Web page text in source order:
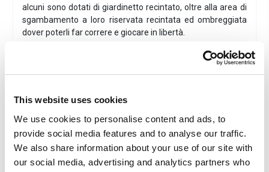
This website uses cookies
We use cookies to personalise content and ads, to
provide social media features and to analyse our traffic.
We also share information about your use of our site with
our social media, advertising and analytics partners who
alcuni sono dotati di giardinetto recintato, oltre alla area di
sgambamento a loro riservata recintata ed ombreggiata
dover poterli far correre e giocare in libertà.
per persona in trilocale 4 posti letto,
Ligure di Ponente visitando le fantastiche "Grotte di
Toirano"
Posizione
A circa 1,5 Km dal mare e dal centro del paese in una zona